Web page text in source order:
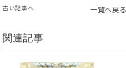
古い記事へ 一覧へ戻る
関連記事